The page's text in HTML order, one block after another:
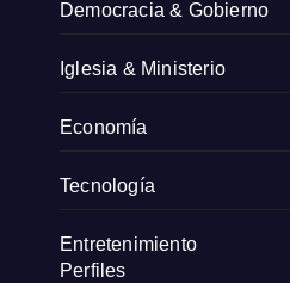
Democracia & Gobierno
Iglesia & Ministerio
Economía
Tecnología
Entretenimiento
Perfiles